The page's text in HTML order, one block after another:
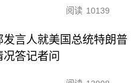
阅读 10139
发言人就美国总统特朗普
况答记者问